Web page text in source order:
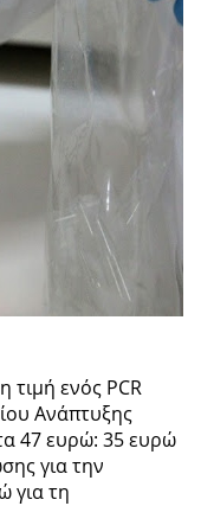
τιμή ενός PCR
Ανάπτυξης
47 ευρώ: 35 ευρώ
για την
για τη